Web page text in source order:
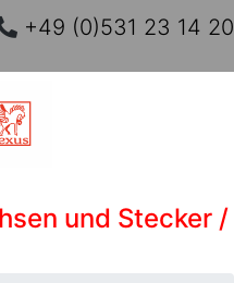
+49 (0)531 23 14 20
und Stecker /